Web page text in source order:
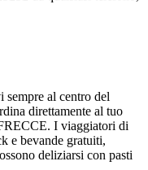
sempre al centro del
direttamente al tuo
I viaggiatori di
e bevande gratuiti,
deliziarsi con pasti